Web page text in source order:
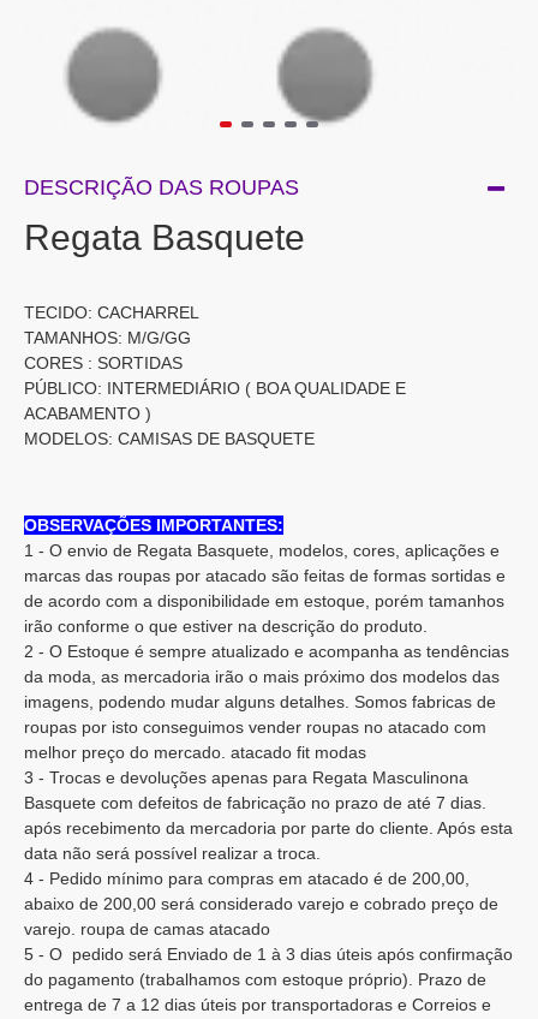
DESCRIÇÃO DAS ROUPAS
Regata Basquete
TECIDO: CACHARREL
TAMANHOS: M/G/GG
CORES : SORTIDAS
PÚBLICO: INTERMEDIÁRIO ( BOA QUALIDADE E
ACABAMENTO )
MODELOS: CAMISAS DE BASQUETE
OBSERVAÇÕES IMPORTANTES:
1 - O envio de Regata Basquete, modelos, cores, aplicações e
marcas das roupas por atacado são feitas de formas sortidas e
de acordo com a disponibilidade em estoque, porém tamanhos
irão conforme o que estiver na descrição do produto.
2 - O Estoque é sempre atualizado e acompanha as tendências
da moda, as mercadoria irão o mais próximo dos modelos das
imagens, podendo mudar alguns detalhes. Somos fabricas de
roupas por isto conseguimos vender roupas no atacado com
melhor preço do mercado. atacado fit modas
3 - Trocas e devoluções apenas para Regata Masculinona
Basquete com defeitos de fabricação no prazo de até 7 dias.
após recebimento da mercadoria por parte do cliente. Após esta
data não será possível realizar a troca.
4 - Pedido mínimo para compras em atacado é de 200,00,
abaixo de 200,00 será considerado varejo e cobrado preço de
varejo. roupa de camas atacado
5 - O pedido será Enviado de 1 à 3 dias úteis após confirmação
do pagamento (trabalhamos com estoque próprio). Prazo de
entrega de 7 a 12 dias úteis por transportadoras e Correios e